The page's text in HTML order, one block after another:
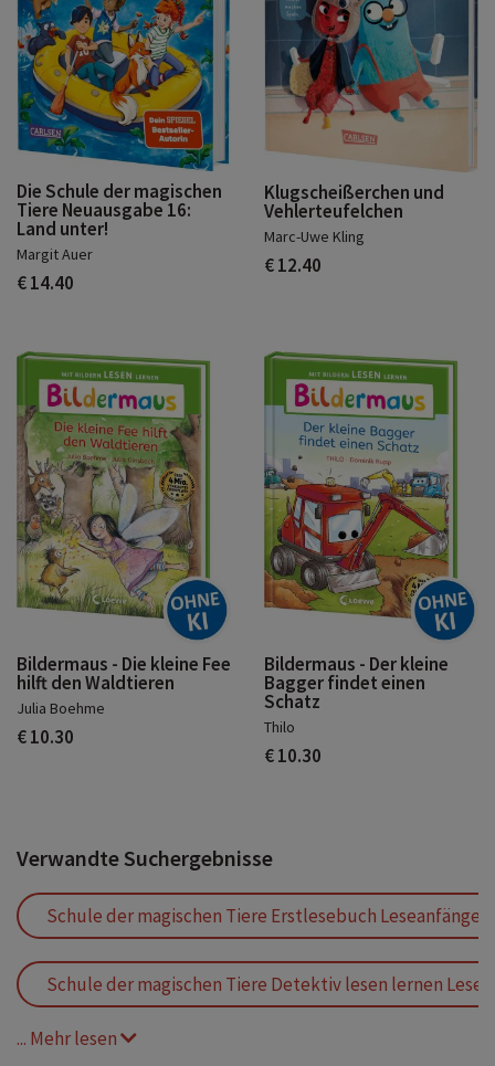
Die Schule der magischen
Tiere Neuausgabe 16:
Land unter!
Margit Auer
€ 14.40
Klugscheißerchen und
Vehlerteufelchen
Marc-Uwe Kling
€ 12.40
Bildermaus - Die kleine Fee
hilft den Waldtieren
Julia Boehme
€ 10.30
Bildermaus - Der kleine
Bagger findet einen
Schatz
Thilo
€ 10.30
Verwandte Suchergebnisse
Schule der magischen Tiere Erstlesebuch Leseanfänger
Schule der magischen Tiere Detektiv lesen lernen
Erstlesebuch Detektiv Detektivgeschichten ab 6
... Mehr lesen